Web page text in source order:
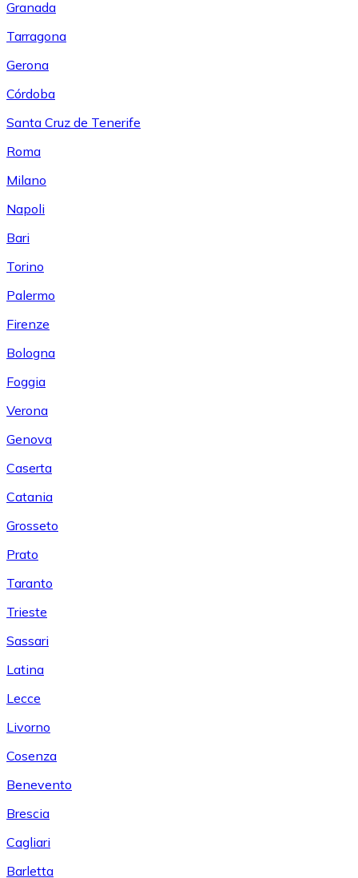
Granada
Tarragona
Gerona
Córdoba
Santa Cruz de Tenerife
Roma
Milano
Napoli
Bari
Torino
Palermo
Firenze
Bologna
Foggia
Verona
Genova
Caserta
Catania
Grosseto
Prato
Taranto
Trieste
Sassari
Latina
Lecce
Livorno
Cosenza
Benevento
Brescia
Cagliari
Barletta